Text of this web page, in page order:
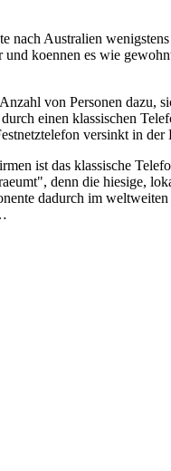
Australien
koennen es wie
von Personen
einen klassischen
versinkt in
ist das klassische
denn die hiesige,
dadurch im